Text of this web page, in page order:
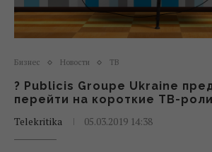
Бизнес Новости ТВ
? Publicis Groupe Ukraine
перейти на короткие ТВ-
Telekritika
05.03.2019 14:38